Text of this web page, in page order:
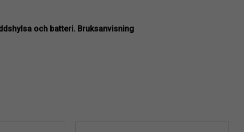
och batteri. Bruksanvisning